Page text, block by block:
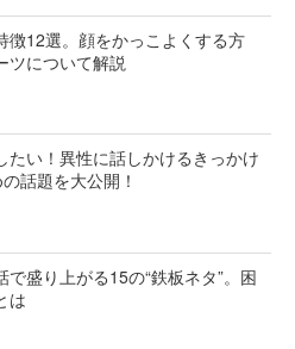
徴12選。顔をかっこよくする方
ツについて解説
たい！異性に話しかけるきっかけ
話題を大公開！
で盛り上がる15の“鉄板ネタ”。困
は